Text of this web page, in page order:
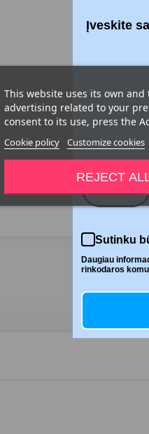
This website uses its own
advertising related to your
consent to its use, press the
Cookie policy Customize cookies
REJECT
Įveskite
Sutinku
Daugiau
rinkodaros